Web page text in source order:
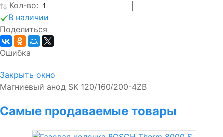
Кол-во:
В наличии
Поделиться
Ошибка
Закрыть окно
Магниевый анод SK 120/160/200-4ZB
Самые продаваемые товары